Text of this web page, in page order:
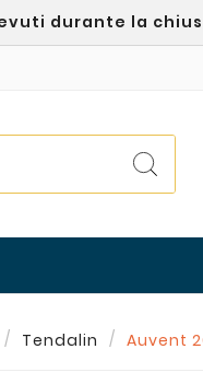
durante la
Tendalin Auvent